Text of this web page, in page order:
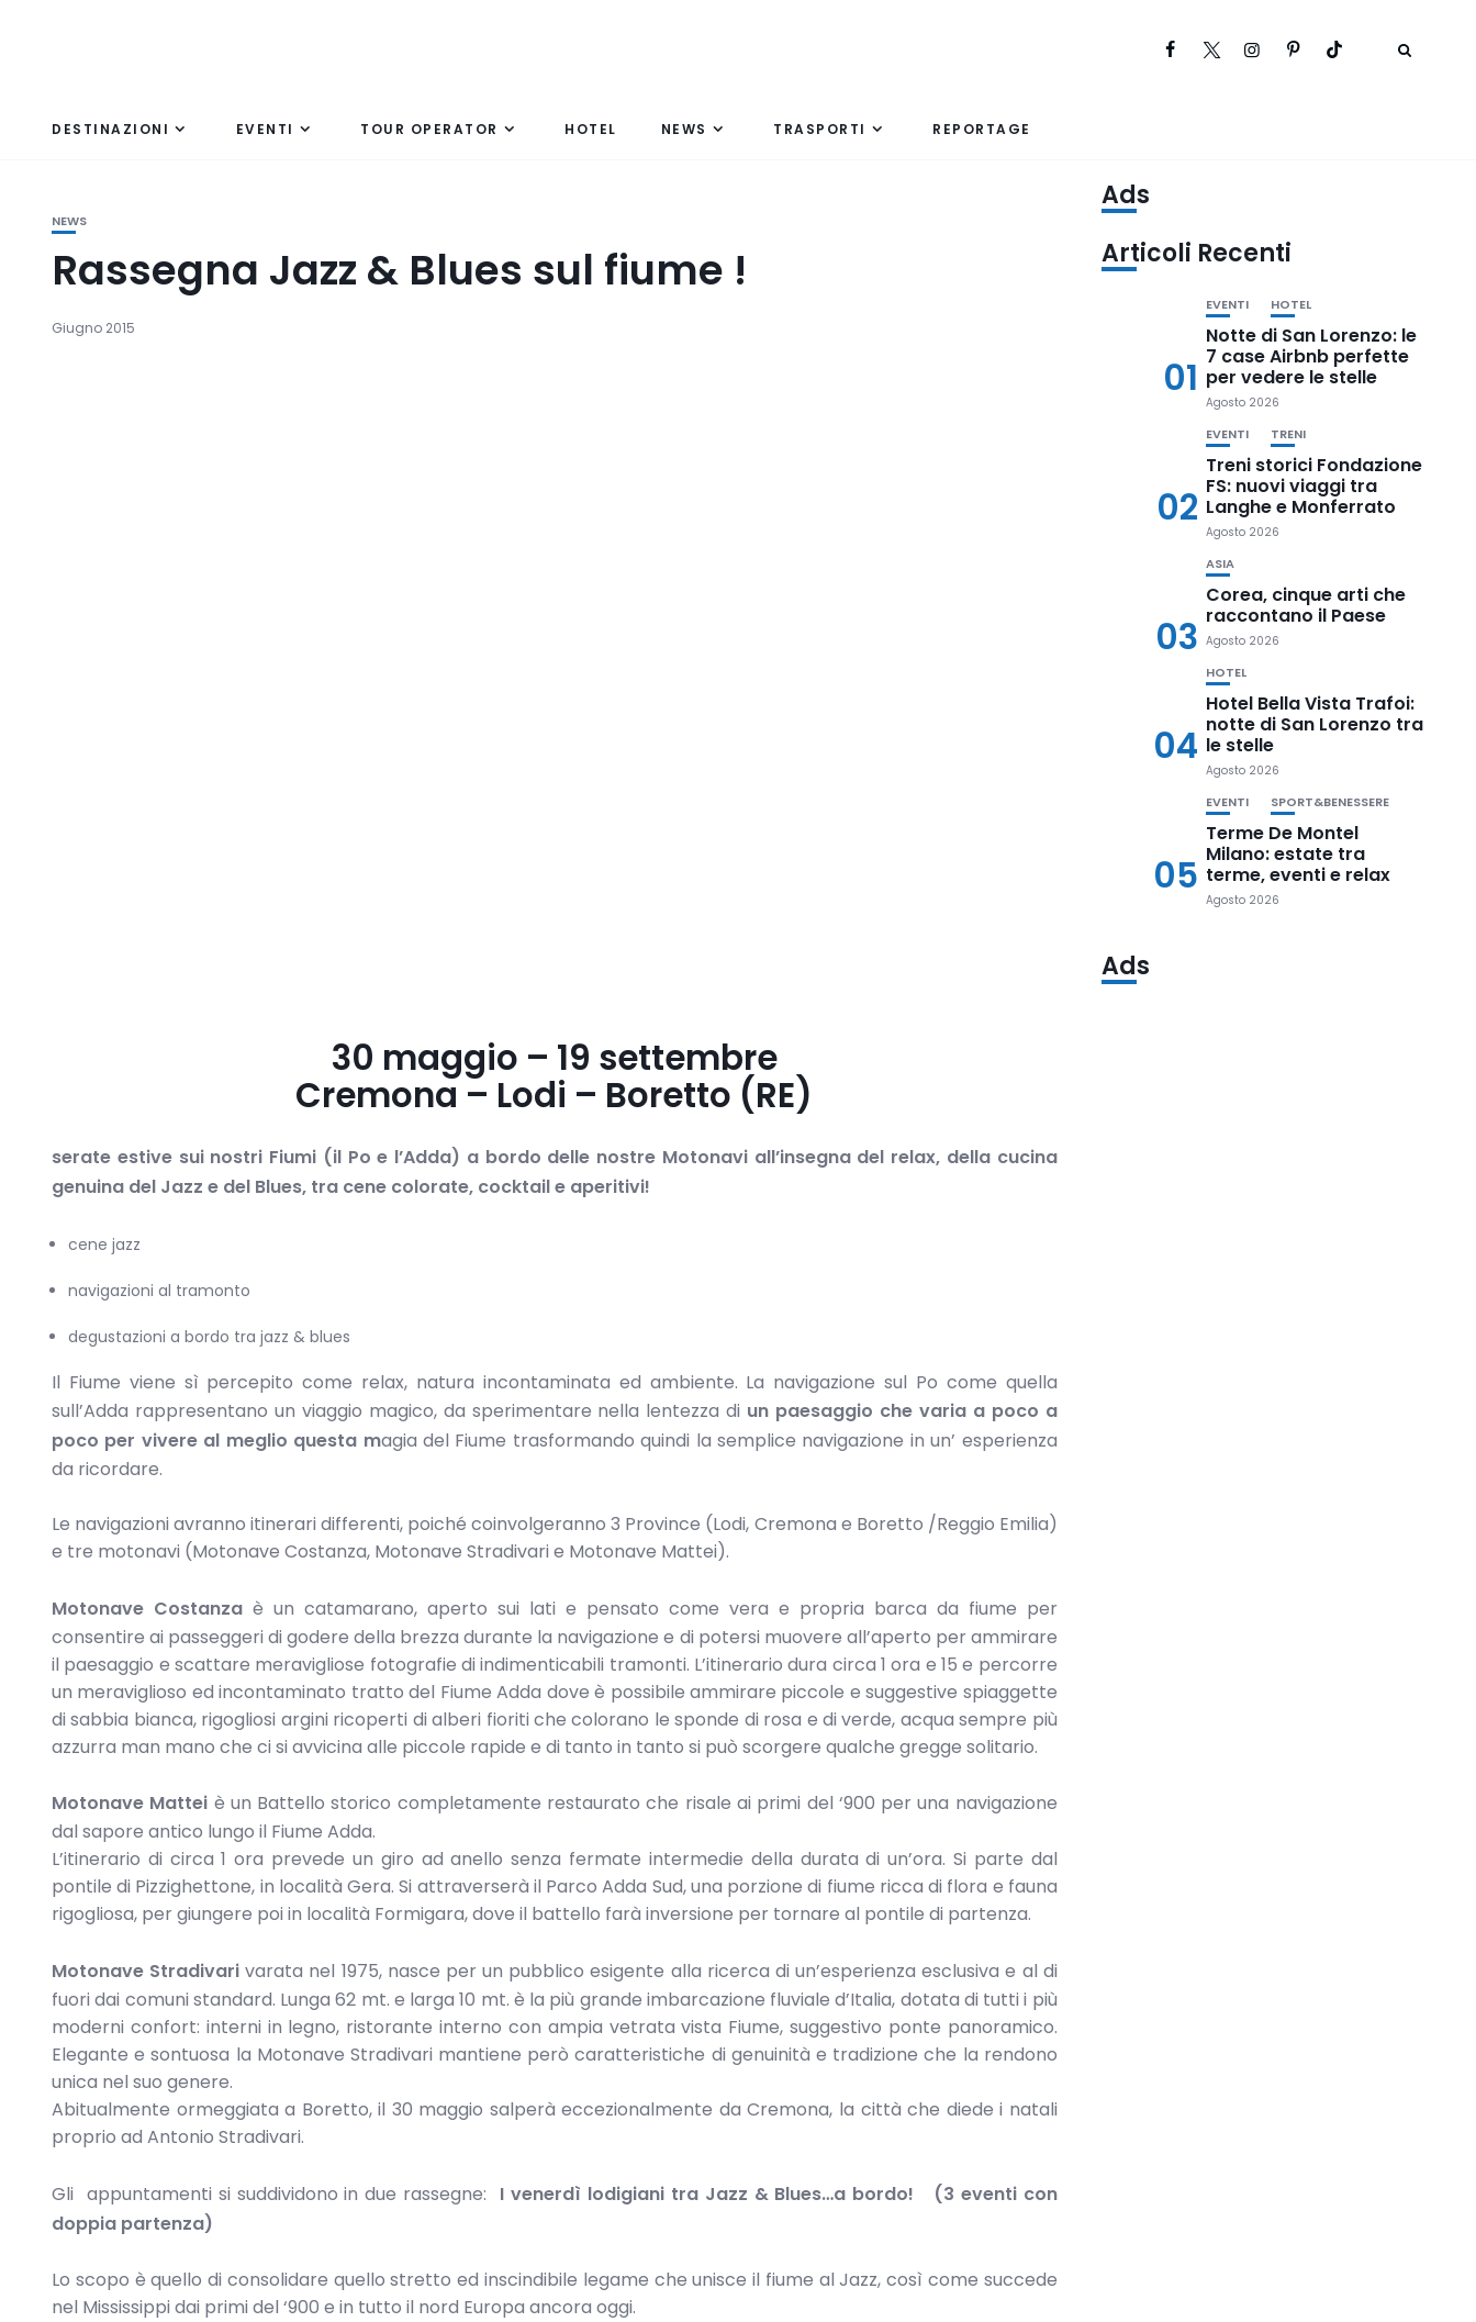
DESTINAZIONI EVENTI TOUR OPERATOR HOTEL NEWS TRASPORTI REPORTAGE
NEWS
Rassegna Jazz & Blues sul fiume !
Giugno 2015
30 maggio – 19 settembre
Cremona – Lodi – Boretto (RE)
serate estive sui nostri Fiumi (il Po e l’Adda) a bordo delle nostre Motonavi all’insegna del relax, della cucina
genuina del Jazz e del Blues, tra cene colorate, cocktail e aperitivi!
cene jazz
navigazioni al tramonto
degustazioni a bordo tra jazz & blues
Il Fiume viene sì percepito come relax, natura incontaminata ed ambiente. La navigazione sul Po come quella
sull’Adda rappresentano un viaggio magico, da sperimentare nella lentezza di un paesaggio che varia a poco a
poco per vivere al meglio questa magia del Fiume trasformando quindi la semplice navigazione in un’ esperienza
da ricordare.
Le navigazioni avranno itinerari differenti, poiché coinvolgeranno 3 Province (Lodi, Cremona e Boretto /Reggio Emilia)
e tre motonavi (Motonave Costanza, Motonave Stradivari e Motonave Mattei).
Motonave Costanza è un catamarano, aperto sui lati e pensato come vera e propria barca da fiume per
consentire ai passeggeri di godere della brezza durante la navigazione e di potersi muovere all’aperto per ammirare
il paesaggio e scattare meravigliose fotografie di indimenticabili tramonti. L’itinerario dura circa 1 ora e 15 e percorre
un meraviglioso ed incontaminato tratto del Fiume Adda dove è possibile ammirare piccole e suggestive spiaggette
di sabbia bianca, rigogliosi argini ricoperti di alberi fioriti che colorano le sponde di rosa e di verde, acqua sempre più
azzurra man mano che ci si avvicina alle piccole rapide e di tanto in tanto si può scorgere qualche gregge solitario.
Motonave Mattei è un Battello storico completamente restaurato che risale ai primi del ‘900 per una navigazione
dal sapore antico lungo il Fiume Adda.
L’itinerario di circa 1 ora prevede un giro ad anello senza fermate intermedie della durata di un’ora. Si parte dal
pontile di Pizzighettone, in località Gera. Si attraverserà il Parco Adda Sud, una porzione di fiume ricca di flora e fauna
rigogliosa, per giungere poi in località Formigara, dove il battello farà inversione per tornare al pontile di partenza.
Motonave Stradivari varata nel 1975, nasce per un pubblico esigente alla ricerca di un’esperienza esclusiva e al di
fuori dai comuni standard. Lunga 62 mt. e larga 10 mt. è la più grande imbarcazione fluviale d’Italia, dotata di tutti i più
moderni confort: interni in legno, ristorante interno con ampia vetrata vista Fiume, suggestivo ponte panoramico.
Elegante e sontuosa la Motonave Stradivari mantiene però caratteristiche di genuinità e tradizione che la rendono
unica nel suo genere.
Abitualmente ormeggiata a Boretto, il 30 maggio salperà eccezionalmente da Cremona, la città che diede i natali
proprio ad Antonio Stradivari.
Gli appuntamenti si suddividono in due rassegne: I venerdì lodigiani tra Jazz & Blues…a bordo! (3 eventi con
doppia partenza)
Lo scopo è quello di consolidare quello stretto ed inscindibile legame che unisce il fiume al Jazz, così come succede
nel Mississippi dai primi del ‘900 e in tutto il nord Europa ancora oggi.
Ads
Articoli Recenti
01
EVENTI HOTEL
Notte di San Lorenzo: le
7 case Airbnb perfette
per vedere le stelle
Agosto 2026
02
EVENTI TRENI
Treni storici Fondazione
FS: nuovi viaggi tra
Langhe e Monferrato
Agosto 2026
03
ASIA
Corea, cinque arti che
raccontano il Paese
Agosto 2026
04
HOTEL
Hotel Bella Vista Trafoi:
notte di San Lorenzo tra
le stelle
Agosto 2026
05
EVENTI SPORT&BENESSERE
Terme De Montel
Milano: estate tra
terme, eventi e relax
Agosto 2026
Ads